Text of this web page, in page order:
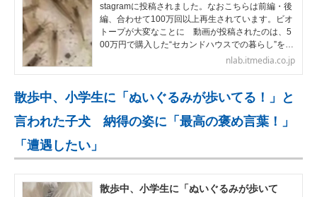
stagramに投稿されました。なおこちらは前編・後
編、合わせて100万回以上再生されています。ビオ
トープが大変なことに 動画が投稿されたのは、5
00万円で購入した“セカンドハウスでの暮らし”を…
nlab.itmedia.co.jp
散歩中、小学生に「ぬいぐるみが歩いてる！」と
言われた子犬 納得の姿に「最高の褒め言葉！」
「遭遇したい」
散歩中、小学生に「ぬいぐるみが歩いて